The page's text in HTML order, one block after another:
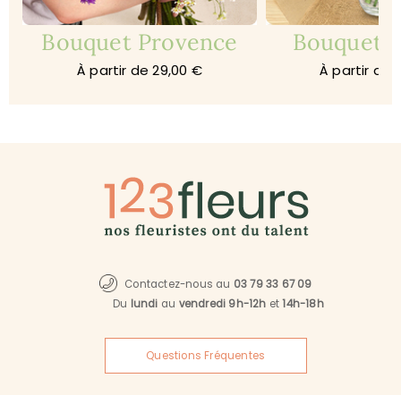
Bouquet Provence
À partir de 29,00 €
Bouquet
À partir de
Contactez-nous au 03 79 33 67 09
Du lundi au vendredi 9h-12h et14h-18h
Questions Fréquentes